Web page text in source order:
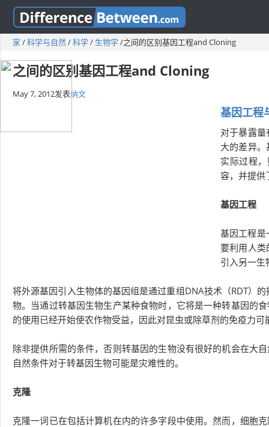
家 /科学与自然/科学/ 生物学/之间的区别基因工程and Cloning
之间的区别基因工程and Cloning
May 7, 2012发表纳文
基因工程
对于暴露
大的差异
实际过程
容，并提供
基因工程
基因工程是
要利用人类
引入另一生
将外源基因引入生物体的基因组是通过重组DNA技术（RDT）
物。当通过转基因生物生产某种食物时，它将是一种转基因的
的使用已经开始使农作物受益，因此对昆虫或除草剂的免疫力可
除非提供所需的条件，否则转基因的生物没有很好的机会在大
自然条件对于转基因生物可能是灾难性的。
克隆
克隆一词已在包括计算机在内的许多字段中使用。然而，细胞